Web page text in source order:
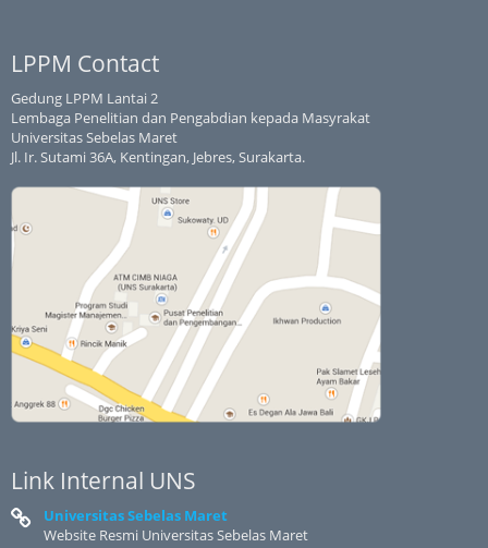
LPPM Contact
Gedung LPPM Lantai 2
Lembaga Penelitian dan Pengabdian kepada Masyrakat
Universitas Sebelas Maret
Jl. Ir. Sutami 36A, Kentingan, Jebres, Surakarta.
Link Internal UNS
Universitas Sebelas Maret
Website Resmi Universitas Sebelas Maret